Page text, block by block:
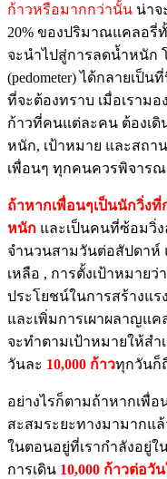
ก้าวหรือมากกว่านั้น น่าจ
20% ของปริมาณแคลอรี่
จะนำไปสู่การลดน้ำหนัก
(pedometer) ได้กลายเป็
ที่จะต้องทราบ เมื่อเราม
ก้าวที่คนแต่ละคน ต้องเ
หนัก, เป้าหมาย และสถ
เพื่อนๆ ทุกคนควรพิจาร
ถ้าหากเพื่อนๆเป็นนักวิ่ง
หนัก และเป็นคนที่ซ้อมวิ่ง
จำนวนสามวันต่อสัปดาห์
เหลือ , การตั้งเป้าหมายว่
ประโยชน์ในการสร้างแ
และเพิ่มการเผาผลาญแ
จะทำตามเป้าหมายให้สำ
วันละ 10,000 ก้าวทุกวันก็
อย่างไรก็ตามถ้าหากเพื่
สะสมระยะทางมามากแ
ในตอนอยู่ที่เรากำลังอยู่
การเดิน 10,000 ก้าวต่อวั